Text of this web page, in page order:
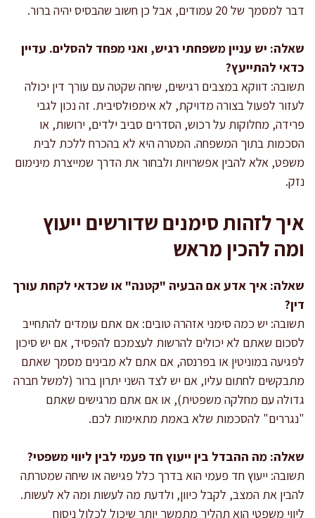
דבר למסמך של 20 עמודים, אבל כן חשוב שהבסיס יהיה ברור.
שאלה: יש עניין משפחתי רגיש, ואני מפחד להסלים. עדיין
כדאי להתייעץ?
תשובה: דווקא במצבים רגישים, שיחה שקטה עם עורך דין יכולה
לעזור לפעול בצורה מדויקת, לא אימפולסיבית. זה נכון לגבי
פרידה, מחלוקות על רכוש, הסדרים סביב ילדים, ירושות, או
הסכמות בתוך המשפחה. המטרה היא לא בהכרח ללכת לבית
משפט, אלא להבין אפשרויות ולבחור את הדרך שמייצרת מינימום
נזק.
איך לזהות סימנים שדורשים ייעוץ
ומה להכין מראש
שאלה: איך אדע אם הבעיה "קטנה" או שכדאי לקחת עורך
דין?
תשובה: יש כמה סימני אזהרה טובים: אם אתם עומדים להתחייב
לסכום שאתם לא יכולים להרשות לעצמכם להפסיד, אם יש סיכון
לפגיעה במוניטין או בפרנסה, אם אתם לא מבינים מסמך שאתם
מתבקשים לחתום עליו, אם יש לצד השני יתרון ברור (למשל חברה
גדולה עם מחלקה משפטית), או אם אתם מרגישים שאתם
"נגררים" להסכמות שלא באמת מתאימות לכם.
שאלה: מה ההבדל בין ייעוץ חד פעמי לבין ליווי משפטי?
תשובה: ייעוץ חד פעמי הוא בדרך כלל פגישה או שיחה שמטרתה
להבין את המצב, לקבל כיוון, ולדעת מה לעשות ומה לא לעשות.
ליווי משפטי הוא תהליך מתמשך יותר שיכול לכלול ניסוח